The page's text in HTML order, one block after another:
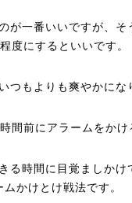
が一番いいですが、そ
度にするといいです。
つもよりも爽やかにな
間前にアラームをかけ
る時間に目覚ましかけ
かけとけ戦法です。